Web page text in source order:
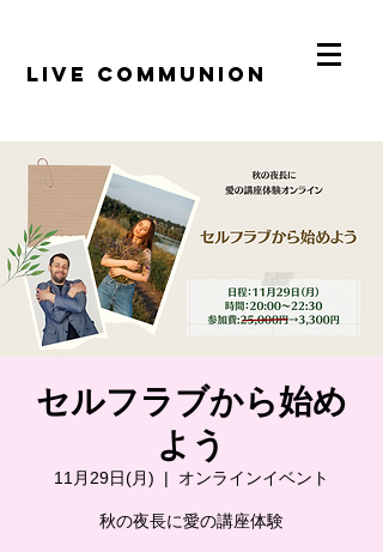
​LiVE COMMUNION
セルフラブから始め
よう
11月29日(月)
  |
オンラインイベント
秋の夜長に愛の講座体験